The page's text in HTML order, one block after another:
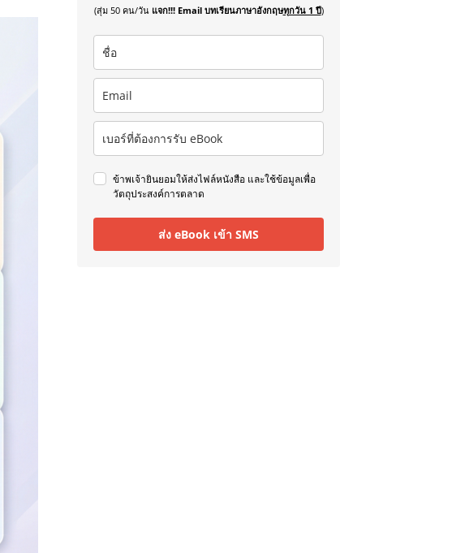
(สุ่ม 50 คน/วัน แจก!!! Email บทเรียนภาษาอังกฤษทุกวัน 1 ปี)
ข้าพเจ้ายินยอมให้ส่งไฟล์หนังสือ และใช้ข้อมูลเพื่อ
วัตถุประสงค์การตลาด
ส่ง eBook เข้า SMS